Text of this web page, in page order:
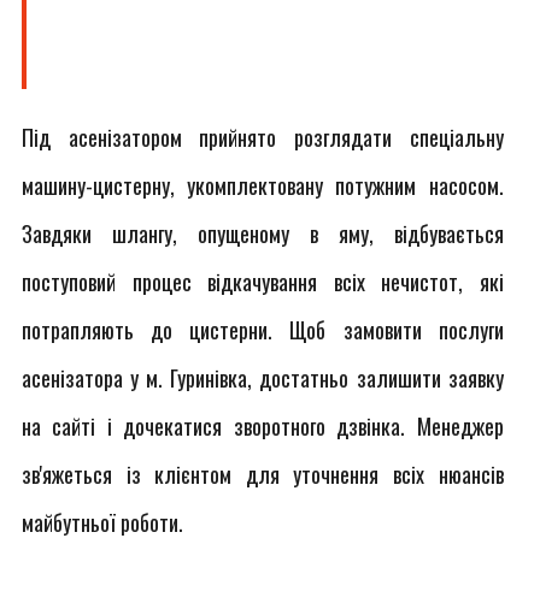
Під асенізатором прийнято розглядати спеціальну
машину-цистерну, укомплектовану потужним насосом.
Завдяки шлангу, опущеному в яму, відбувається
поступовий процес відкачування всіх нечистот, які
потрапляють до цистерни. Щоб замовити послуги
асенізатора у м. Гуринівка, достатньо залишити заявку
на сайті і дочекатися зворотного дзвінка. Менеджер
зв'яжеться із клієнтом для уточнення всіх нюансів
майбутньої роботи.